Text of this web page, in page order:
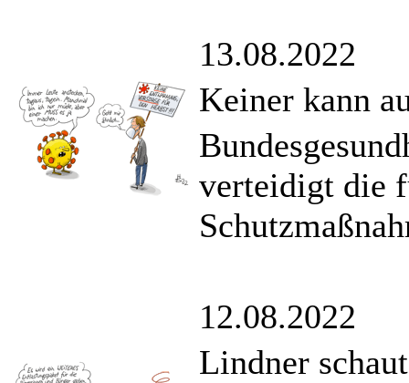
13.08.2022
Keiner kann
verteidigt die
12.08.2022
Lindner